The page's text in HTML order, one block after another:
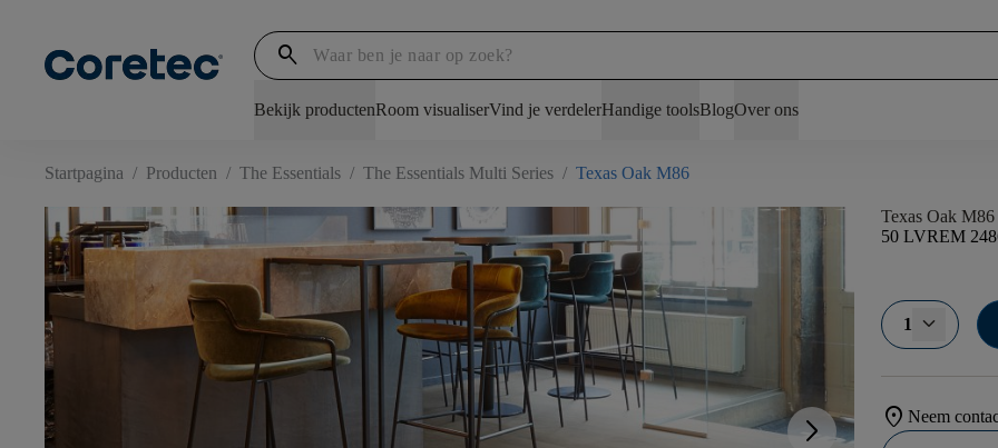
search
Bekijk productenRoom visualiserVind je verdelerHandige toolsBlogOver ons
Startpagina / Producten / The Essentials / The Essentials Multi Series / Texas Oak M86
arrow_forward_ios
Texas Oak M86
50 LVREM
1
location_onNeem